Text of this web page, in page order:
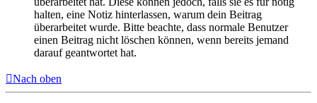
halten, eine Notiz hinterlassen, warum dein Beitrag
überarbeitet wurde. Bitte beachte, dass normale Benutzer
einen Beitrag nicht löschen können, wenn bereits jemand
darauf geantwortet hat.
Nach oben